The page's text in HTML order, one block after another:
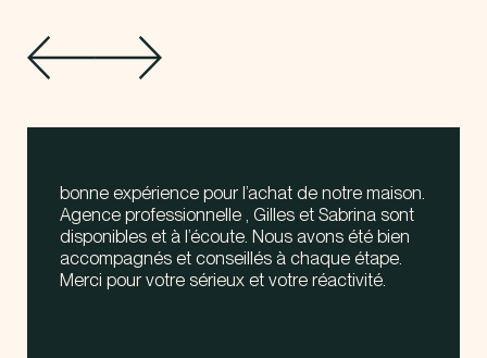
bonne expérience pour l’achat de notre maison.
Agence professionnelle , Gilles et Sabrina sont
disponibles et à l’écoute. Nous avons été bien
accompagnés et conseillés à chaque étape.
Merci pour votre sérieux et votre réactivité.